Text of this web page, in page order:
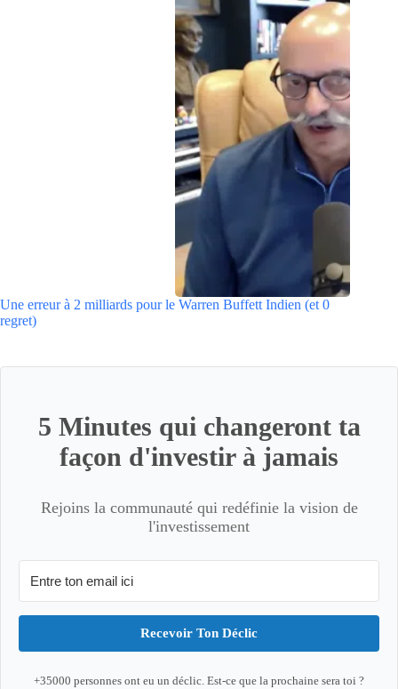
Une erreur à 2 milliards pour le Warren Buffett Indien (et 0
regret)
5 Minutes qui changeront ta
façon d'investir à jamais
Rejoins la communauté qui redéfinie la vision de
l'investissement
Recevoir Ton Déclic
+35000 personnes ont eu un déclic. Est-ce que la prochaine sera toi ?